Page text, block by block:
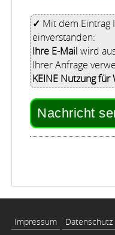
✓ Mit dem Eintrag
einverstanden:
Ihre E-Mail wird
Ihrer Anfrage
KEINE Nutzung für
Nachricht
Impressum Datenschutz